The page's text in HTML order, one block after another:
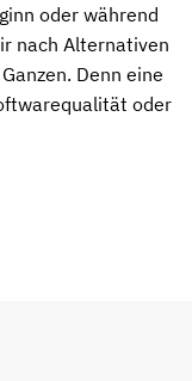
oder während
nach Alternativen
Denn eine
oder